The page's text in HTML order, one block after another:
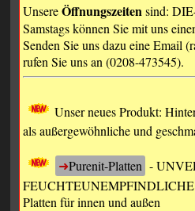
UnsereÖffnungszeiten sind:
Samstags können Sie mit uns
Senden Sie uns dazu eine Email
rufen Sie uns an (0208-473545).
Unser neues Produkt:
als außergewöhnliche und
Purenit-Platten -
Platten für innen und außen